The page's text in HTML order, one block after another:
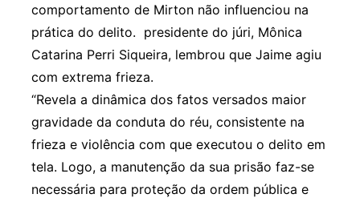
comportamento de Mirton não influenciou na
prática do delito. presidente do júri, Mônica
Catarina Perri Siqueira, lembrou que Jaime agiu
com extrema frieza.
“Revela a dinâmica dos fatos versados maior
gravidade da conduta do réu, consistente na
frieza e violência com que executou o delito em
tela. Logo, a manutenção da sua prisão faz-se
necessária para proteção da ordem pública e